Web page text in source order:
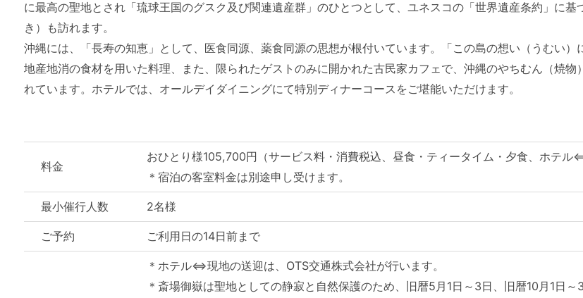
に最高の聖地とされ「琉球王国のグスク及び関連遺産群」のひとつとして、ユネスコの「世界遺産条約」に
き）も訪れます。
沖縄には、「長寿の知恵」として、医食同源、薬食同源の思想が根付いています。「この島の想い（うむい）
地産地消の食材を用いた料理、また、限られたゲストのみに開かれた古民家カフェで、沖縄のやちむん（焼
れています。ホテルでは、オールデイダイニングにて特別ディナーコースをご堪能いただけます。
料金
おひとり様105,700円（サービス料・消費税込、昼食・ティータイム・夕食、ホテル
＊宿泊の客室料金は別途申し受けます。
最小催行人数 2名様
ご予約 ご利用日の14日前まで
＊ホテル⇔現地の送迎は、OTS交通株式会社が行います。
＊斎場御嶽は聖地としての静寂と自然保護のため、旧暦5月1日～3日、旧暦10月1日～